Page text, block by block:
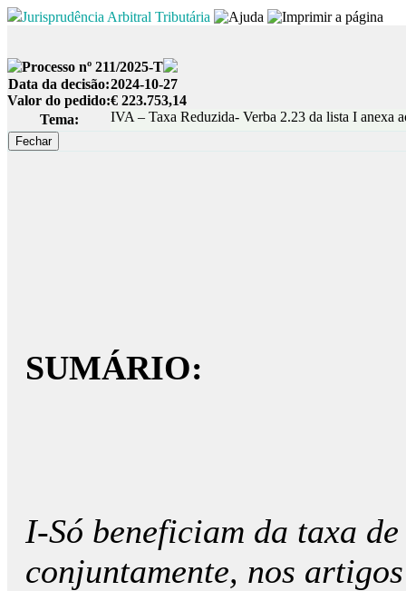
Jurisprudência Arbitral Tributária
Processo nº 211/2025-T
Data da decisão:2024-10-27
Valor do pedido:€ 223.753,14
Tema:
IVA – Taxa Reduzida- Verba 2.23 da lista I
SUMÁRIO:
I-Só beneficiam da taxa
conjuntamente, nos